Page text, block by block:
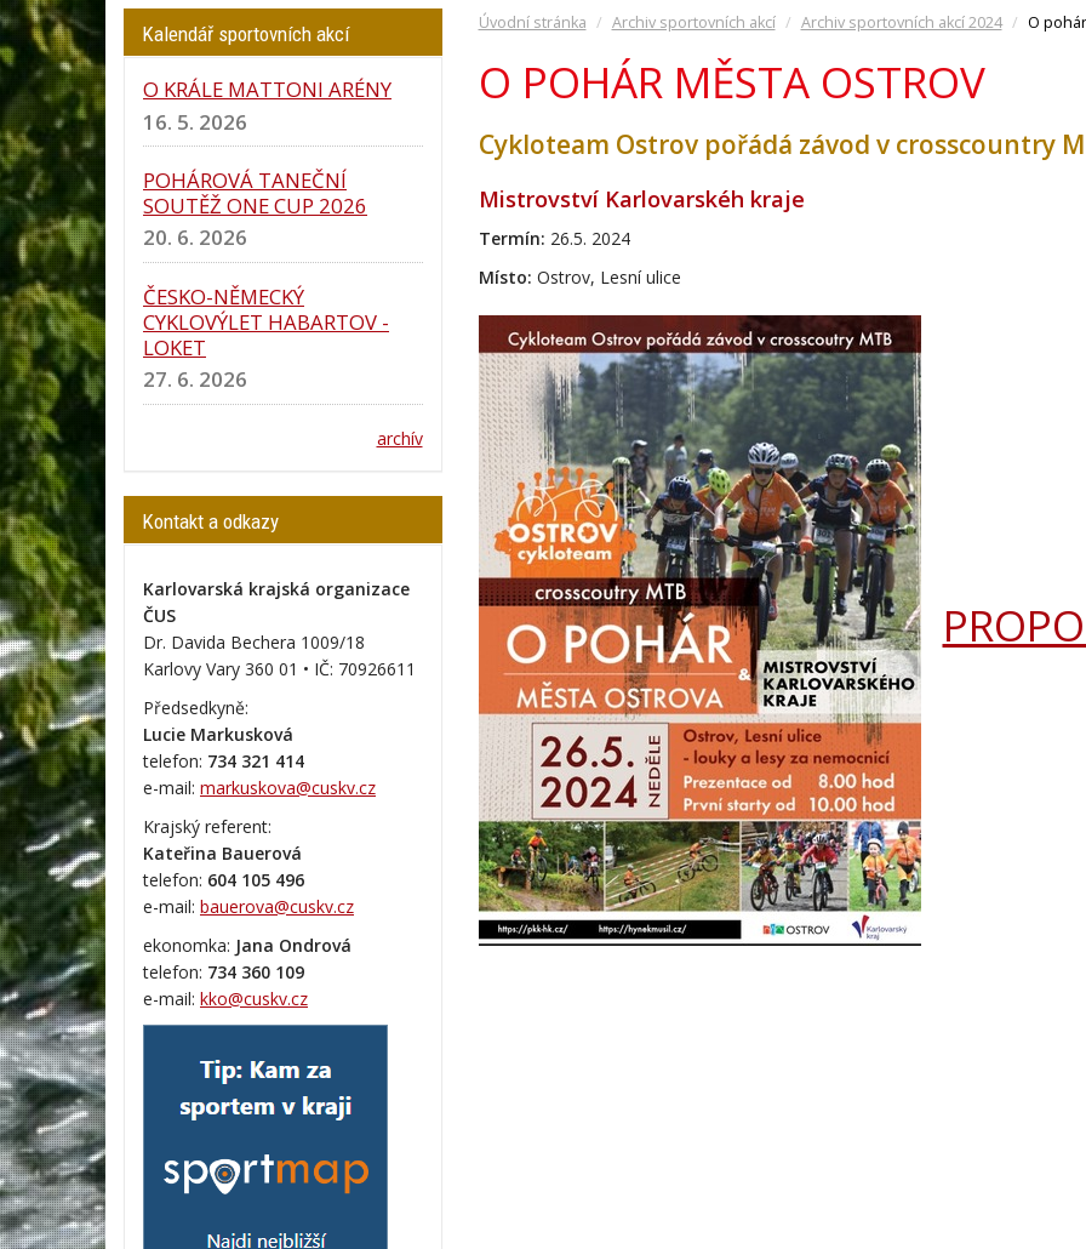
Úvodní stránka Archiv sportovních akcí Archiv sportovních akcí 2024 O
O POHÁR MĚSTA OSTROV
Cykloteam Ostrov pořádá závod v crosscountry
Mistrovství Karlovarskéh kraje
Termín: 26.5. 2024
Místo: Ostrov, Lesní ulice
Kalendář sportovních akcí
O KRÁLE MATTONI ARÉNY
16. 5. 2026
POHÁROVÁ TANEČNÍ
SOUTĚŽ ONE CUP 2026
20. 6. 2026
ČESKO-NĚMECKÝ
CYKLOVÝLET HABARTOV -
LOKET
27. 6. 2026
archív
Kontakt a odkazy
Karlovarská krajská organizace
ČUS
Dr. Davida Bechera 1009/18
Karlovy Vary 360 01 • IČ: 70926611
Předsedkyně:
Lucie Markusková
telefon: 734 321 414
e-mail: markuskova@cuskv.cz
Krajský referent:
Kateřina Bauerová
telefon: 604 105 496
e-mail: bauerova@cuskv.cz
ekonomka: Jana Ondrová
telefon: 734 360 109
e-mail: kko@cuskv.cz